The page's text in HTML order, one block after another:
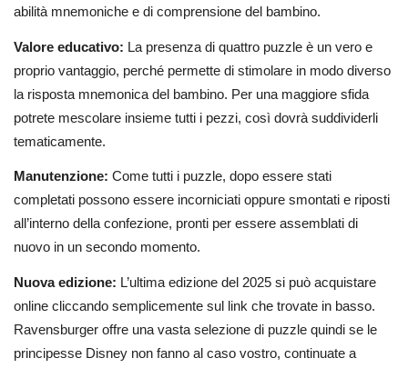
abilità mnemoniche e di comprensione del bambino.
Valore educativo: La presenza di quattro puzzle è un vero e
proprio vantaggio, perché permette di stimolare in modo diverso
la risposta mnemonica del bambino. Per una maggiore sfida
potrete mescolare insieme tutti i pezzi, così dovrà suddividerli
tematicamente.
Manutenzione: Come tutti i puzzle, dopo essere stati
completati possono essere incorniciati oppure smontati e riposti
all’interno della confezione, pronti per essere assemblati di
nuovo in un secondo momento.
Nuova edizione: L’ultima edizione del 2025 si può acquistare
online cliccando semplicemente sul link che trovate in basso.
Ravensburger offre una vasta selezione di puzzle quindi se le
principesse Disney non fanno al caso vostro, continuate a